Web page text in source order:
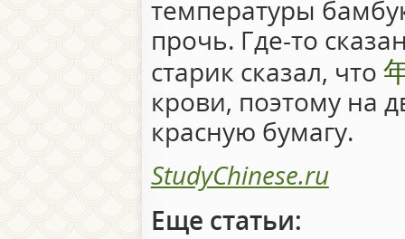
температуры
прочь. Где-то
старик сказал, что
крови, поэтому на
красную бумагу.
StudyChinese.ru
Еще статьи: